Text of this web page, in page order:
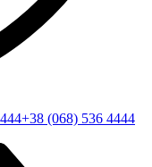
+38 (068) 536 4444